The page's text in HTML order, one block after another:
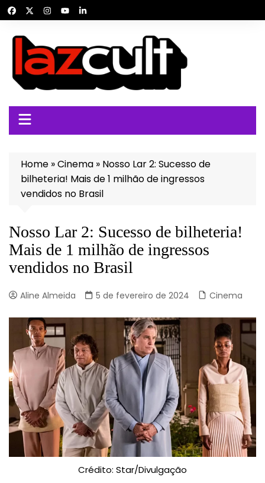
para
conteúdo
Home »Cinema » Nosso Lar 2: Sucesso de
bilheteria! Mais de 1 milhão de ingressos
vendidos no Brasil
Nosso Lar 2: Sucesso de bilheteria!
Mais de 1 milhão de ingressos
vendidos no Brasil
Aline Almeida 5 de fevereiro de 2024 Cinema
Crédito: Star/Divulgação